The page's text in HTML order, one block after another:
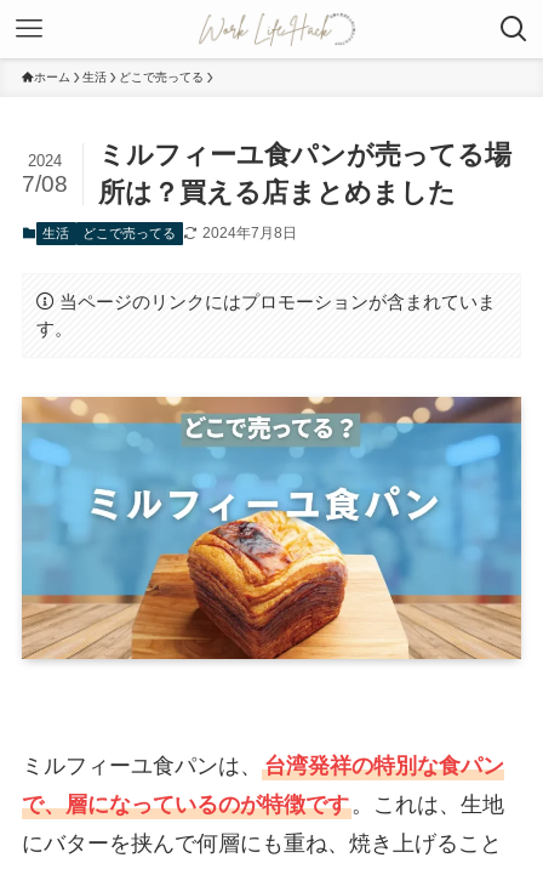
ホーム 生活 どこで売ってる
ミルフィーユ食パンが売ってる場
所は？買える店まとめました
2024
7/08
生活 どこで売ってる 2024年7月8日
当ページのリンクにはプロモーションが含まれていま
す。
ミルフィーユ食パンは、 台湾発祥の特別な食パン
で、層になっているのが特徴です。これは、生地
にバターを挟んで何層にも重ね、焼き上げること